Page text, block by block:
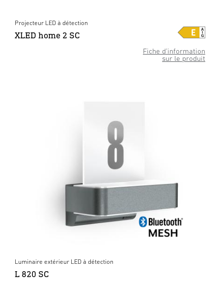
Fiche d’information
sur le produit
Projecteur LED à détection
XLED home 2 SC
Luminaire extérieur LED à détection
L 820 SC